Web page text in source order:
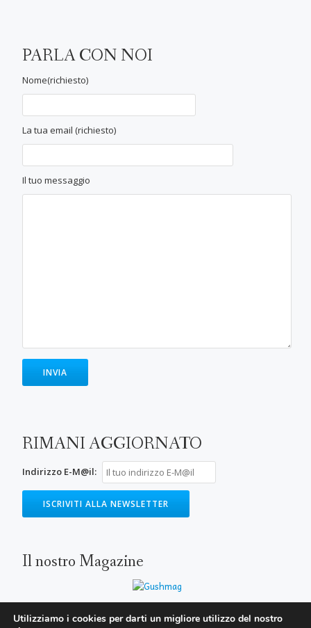
PARLA CON NOI
Nome(richiesto)
La tua email (richiesto)
Il tuo messaggio
RIMANI AGGIORNATO
Indirizzo E-M@il:
Il nostro Magazine
Utilizziamo i cookies per darti un migliore utilizzo del nostro